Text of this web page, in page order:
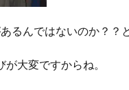
るんではないのか？？
大変ですからね。